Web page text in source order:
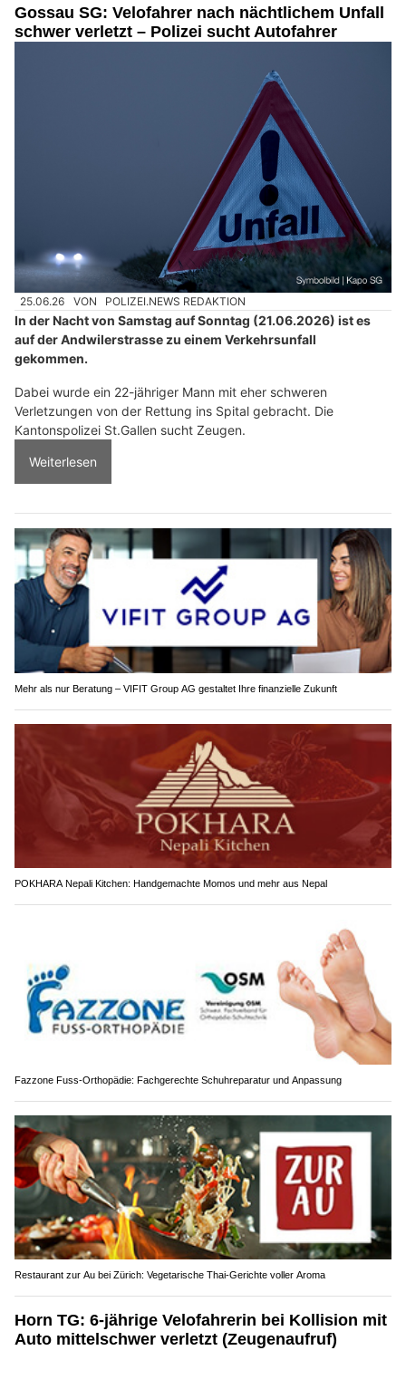
Gossau SG: Velofahrer nach nächtlichem Unfall
schwer verletzt – Polizei sucht Autofahrer
25.06.26 VON POLIZEI.NEWS REDAKTION
In der Nacht von Samstag auf Sonntag (21.06.2026) ist es
auf der Andwilerstrasse zu einem Verkehrsunfall
gekommen.
Dabei wurde ein 22-jähriger Mann mit eher schweren
Verletzungen von der Rettung ins Spital gebracht. Die
Kantonspolizei St.Gallen sucht Zeugen.
Weiterlesen
Mehr als nur Beratung – VIFIT Group AG gestaltet Ihre finanzielle Zukunft
POKHARA Nepali Kitchen: Handgemachte Momos und mehr aus Nepal
Fazzone Fuss-Orthopädie: Fachgerechte Schuhreparatur und Anpassung
Restaurant zur Au bei Zürich: Vegetarische Thai-Gerichte voller Aroma
Horn TG: 6-jährige Velofahrerin bei Kollision mit
Auto mittelschwer verletzt (Zeugenaufruf)